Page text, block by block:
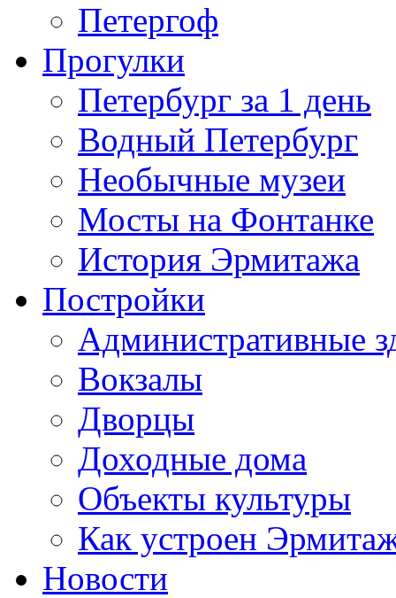
Петергоф
Прогулки
Петербург за 1 день
Водный Петербург
Необычные музеи
Мосты на Фонтанке
История Эрмитажа
Постройки
Административные
Вокзалы
Дворцы
Доходные дома
Объекты культуры
Как устроен
Новости